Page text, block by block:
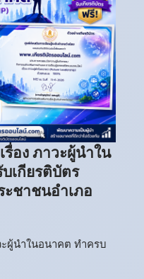
อง ภาวะผู้นำใน
เกียรติบัตร
ชาชนอำเภอ
ะผู้นำในอนาคต ทำครบ